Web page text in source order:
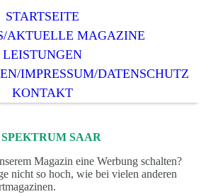
STARTSEITE
AKTUELLE MAGAZINE
LEISTUNGEN
IMPRESSUM/DATENSCHUTZ
KONTAKT
SAAR
Magazin eine Werbung schalten?
nicht so hoch, wie bei vielen anderen